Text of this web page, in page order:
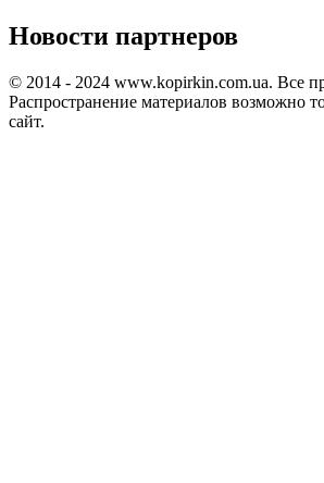
Новости партнеров
© 2014 - 2024 www.kopirkin.com.ua. Все
Распространение материалов возможно
сайт.